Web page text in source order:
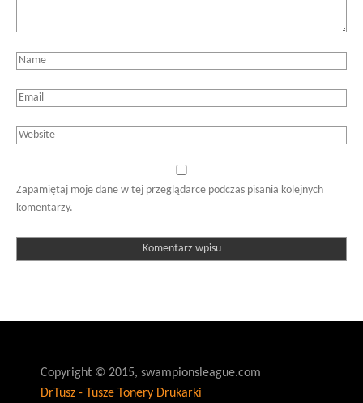
Zapamiętaj moje dane w tej przeglądarce podczas pisania kolejnych
komentarzy.
Copyright © 2015, swampionsleague.com
DrTusz - Tusze Tonery Drukarki